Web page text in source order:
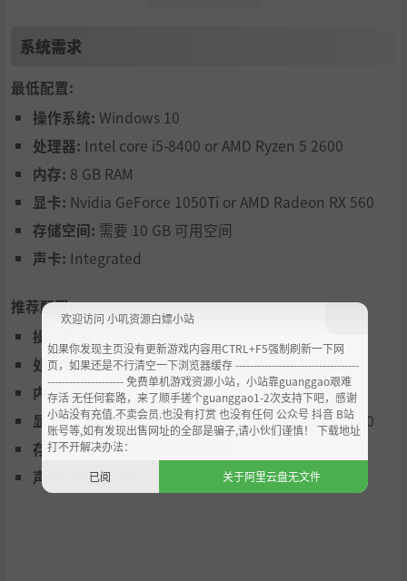
- 升级商店，提高生存能力
- 别让恶魔进来！
进入深夜 —— 噩梦开始了
- 与深夜来访的客人互动
- 恶魔会尝试欺骗你
- 辨别恶魔，决定好让谁进来过夜，让谁在外面自生自灭
- 你的命由你的选择决定
- 不要走出这个超市！
系统需求
最低配置:
操作系统: Windows 10
处理器: Intel core i5-8400 or AMD Ryzen 5 2600
内存: 8 GB RAM
显卡: Nvidia GeForce 1050Ti or AMD Radeon RX 560
存储空间: 需要 10 GB 可用空间
声卡: Integrated
推荐配置:
操作系统:
处理器:Intel core i5-8400 or AMD Ryzen 5 2600
内存:8 GB RAM
显卡:Nvidia GeForce 1050Ti or AMD Radeon RX 560
存储空间:需要 10 GB 可用空间
声卡:
Integrated
欢迎访问 小叽资源白嫖小站
如果你发现主页没有更新游戏内容用CTRL+F5强制刷新一下网
页，如果还是不行清空一下浏览器缓存 ----------------------------------
--------------------- 免费单机游戏资源小站，小站靠guanggao艰难
存活 无任何套路，来了顺手搓个guanggao1-2次支持下吧，感谢
小站没有充值.不卖会员.也没有打赏 也没有任何 公众号 抖音 B站
账号等,如有发现出售网址的全部是骗子,请小伙们谨慎！ 下载地址
打不开解决办法：
已阅
关于阿里云盘无文件